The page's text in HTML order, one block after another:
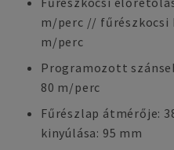
m/perc // fűrészkocsi
m/perc
Programozott
80 m/perc
Fűrészlap átmérője:
kinyúlása: 95 mm